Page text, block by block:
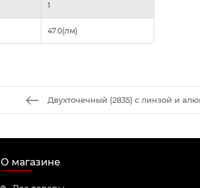
1
47.0(лм)
Двухточечный (2835) с линзой и
О магазине